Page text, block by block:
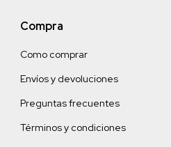
Compra
Como comprar
Envíos y devoluciones
Preguntas frecuentes
Términos y condiciones